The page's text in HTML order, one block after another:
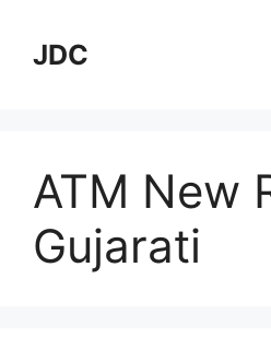
content
JDC
ATM New
Gujarati